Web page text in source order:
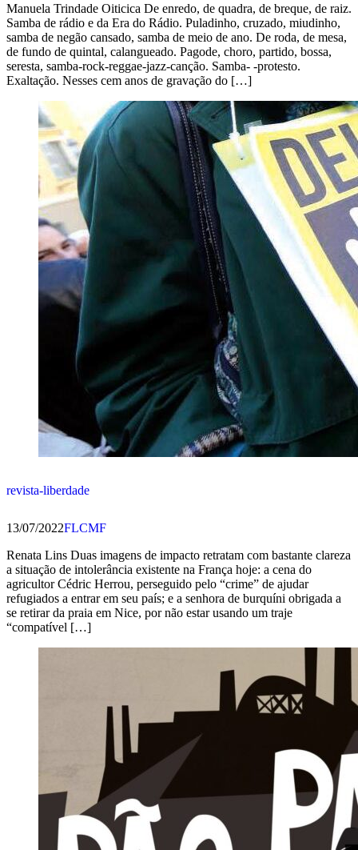
Manuela Trindade Oiticica De enredo, de quadra, de breque, de raiz.
Samba de rádio e da Era do Rádio. Puladinho, cruzado, miudinho,
samba de negão cansado, samba de meio de ano. De roda, de mesa,
de fundo de quintal, calangueado. Pagode, choro, partido, bossa,
seresta, samba-rock-reggae-jazz-canção. Samba- -protesto.
Exaltação. Nesses cem anos de gravação do […]
revista-liberdade
13/07/2022FLCMF
Renata Lins Duas imagens de impacto retratam com bastante clareza
a situação de intolerância existente na França hoje: a cena do
agricultor Cédric Herrou, perseguido pelo “crime” de ajudar
refugiados a entrar em seu país; e a senhora de burquíni obrigada a
se retirar da praia em Nice, por não estar usando um traje
“compatível […]